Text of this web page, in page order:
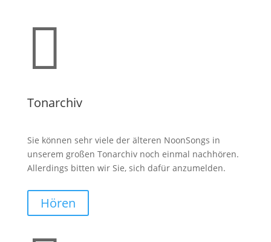

Tonarchiv
Sie können sehr viele der älteren NoonSongs in
unserem großen Tonarchiv noch einmal nachhören.
Allerdings bitten wir Sie, sich dafür anzumelden.
Hören